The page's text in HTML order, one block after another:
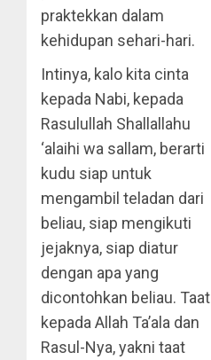
praktekkan dalam
kehidupan sehari-hari.
Intinya, kalo kita cinta
kepada Nabi, kepada
Rasulullah Shallallahu
‘alaihi wa sallam, berarti
kudu siap untuk
mengambil teladan dari
beliau, siap mengikuti
jejaknya, siap diatur
dengan apa yang
dicontohkan beliau. Taat
kepada Allah Ta’ala dan
Rasul-Nya, yakni taat